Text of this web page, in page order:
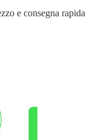
e consegna rapida